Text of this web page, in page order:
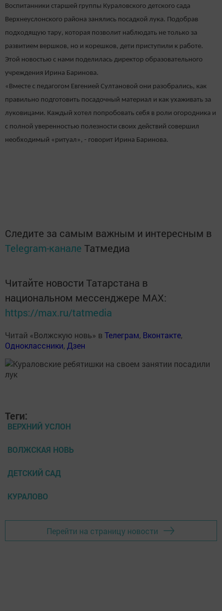
Воспитанники старшей группы Кураловского детского сада
Верхнеуслонского района занялись посадкой лука. Подобрав
подходящую тару, которая позволит наблюдать не только за
развитием вершков, но и корешков, дети приступили к работе.
Этой новостью с нами поделилась директор образовательного
учреждения Ирина Баринова.
«Вместе с педагогом Евгенией Султановой они разобрались, как
правильно подготовить посадочный материал и как ухаживать за
луковицами. Каждый хотел попробовать себя в роли огородника и
с полной уверенностью полезности своих действий совершил
необходимый «ритуал», - говорит Ирина Баринова.
Следите за самым важным и интересным в
Telegram-канале Татмедиа
Читайте новости Татарстана в
национальном мессенджере MАХ:
https://max.ru/tatmedia
Читай «Волжскую новь» в Телеграм, Вконтакте,
Одноклассники, Дзен
Теги:
ВЕРХНИЙ УСЛОН
ВОЛЖСКАЯ НОВЬ
ДЕТСКИЙ САД
КУРАЛОВО
Перейти на страницу новости